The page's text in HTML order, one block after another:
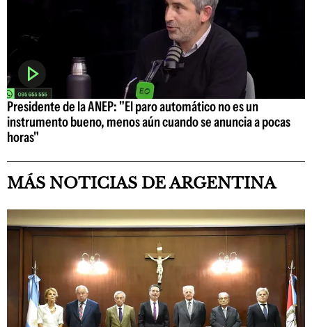
Presidente de la ANEP: "El paro automático no es un
instrumento bueno, menos aún cuando se anuncia a pocas
horas"
MÁS NOTICIAS DE ARGENTINA